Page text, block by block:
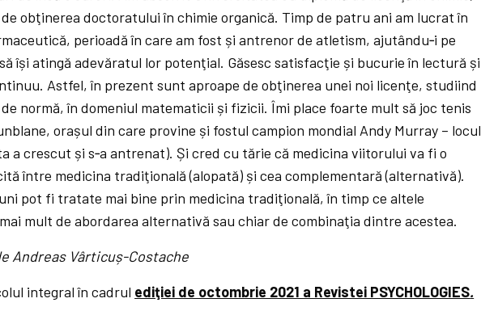
obţinerea doctoratului în chimie organică. Timp de patru ani am lucrat în
perioadă în care am fost și antrenor de atletism, ajutându‑i pe
își atingă adevăratul lor potenţial. Găsesc satisfacţie și bucurie în lectură și
Astfel, în prezent sunt aproape de obţinerea unei noi licenţe, studiind
normă, în domeniul matematicii și fizicii. Îmi place foarte mult să joc tenis
orașul din care provine și fostul campion mondial Andy Murray – locul
a crescut și s‑a antrenat). Și cred cu tărie că medicina viitorului va fi o
între medicina tradiţională (alopată) și cea complementară (alternativă).
pot fi tratate mai bine prin medicina tradiţională, în timp ce altele
mult de abordarea alternativă sau chiar de combinaţia dintre acestea.
Andreas Vârticuș-Costache
integral în cadrul ediţiei de octombrie 2021 a Revistei PSYCHOLOGIES.